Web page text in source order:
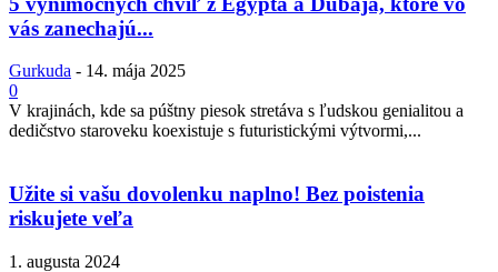
vás zanechajú...
Gurkuda - 14. mája 2025
0
V krajinách, kde sa púštny piesok stretáva s ľudskou genialitou a
dedičstvo staroveku koexistuje s futuristickými výtvormi,...
Užite si vašu dovolenku naplno! Bez poistenia
riskujete veľa
1. augusta 2024